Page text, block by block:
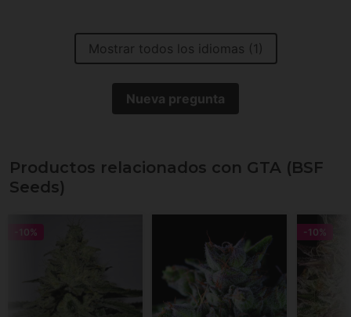
Mostrar todos los idiomas (1)
Nueva pregunta
Productos relacionados con GTA (BSF
Seeds)
-10% -10%